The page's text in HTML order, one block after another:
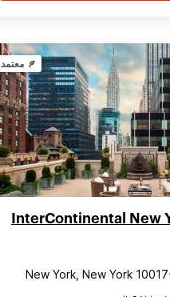
معتمد
InterContinental New
New York, New York